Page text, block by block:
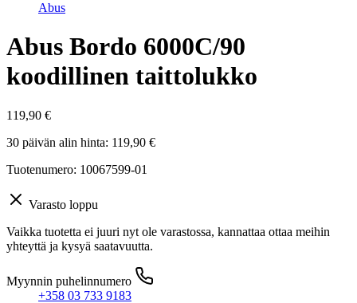
Abus
Abus Bordo 6000C/90
koodillinen taittolukko
119,90 €
30 päivän alin hinta: 119,90 €
Tuotenumero: 10067599-01
Varasto loppu
Vaikka tuotetta ei juuri nyt ole varastossa, kannattaa ottaa meihin
yhteyttä ja kysyä saatavuutta.
Myynnin puhelinnumero
+358 03 733 9183